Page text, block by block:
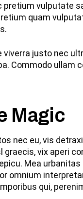
pretium vulputate
quam
justo nec
Commodo ullam
Magic
nec eu, vis
graecis, vix aperi
Mea
omnium
qui,